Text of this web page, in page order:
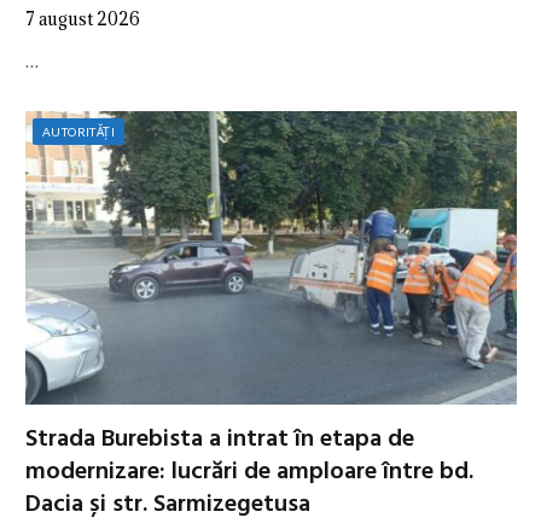
7 august 2026
…
AUTORITĂȚI
Strada Burebista a intrat în etapa de
modernizare: lucrări de amploare între bd.
Dacia și str. Sarmizegetusa